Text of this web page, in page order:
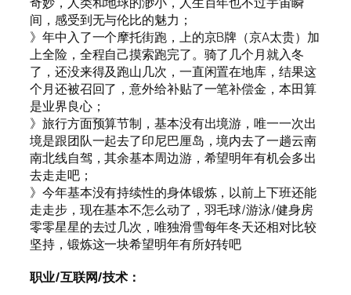
间，感受到无与伦比的魅力；
》年中入了一个摩托街跑，上的京B牌（京A太贵）加
上全险，全程自己摸索跑完了。骑了几个月就入冬
了，还没来得及跑山几次，一直闲置在地库，结果这
个月还被召回了，意外给补贴了一笔补偿金，本田算
是业界良心；
》旅行方面预算节制，基本没有出境游，唯一一次出
境是跟团队一起去了印尼巴厘岛，境内去了一趟云南
南北线自驾，其余基本周边游，希望明年有机会多出
去走走吧；
》今年基本没有持续性的身体锻炼，以前上下班还能
走走步，现在基本不怎么动了，羽毛球/游泳/健身房
零零星星的去过几次，唯独滑雪每年冬天还相对比较
坚持，锻炼这一块希望明年有所好转吧
职业/互联网/技术：